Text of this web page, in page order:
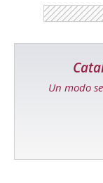
Un modo